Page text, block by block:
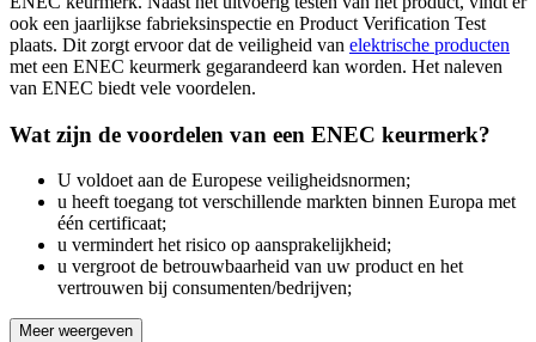
ook een jaarlijkse fabrieksinspectie en Product Verification Test
plaats. Dit zorgt ervoor dat de veiligheid van elektrische producten
met een ENEC keurmerk gegarandeerd kan worden. Het naleven
van ENEC biedt vele voordelen.
Wat zijn de voordelen van een ENEC keurmerk?
U voldoet aan de Europese veiligheidsnormen;
u heeft toegang tot verschillende markten binnen Europa met
één certificaat;
u vermindert het risico op aansprakelijkheid;
u vergroot de betrouwbaarheid van uw product en het
vertrouwen bij consumenten/bedrijven;
Meer weergeven